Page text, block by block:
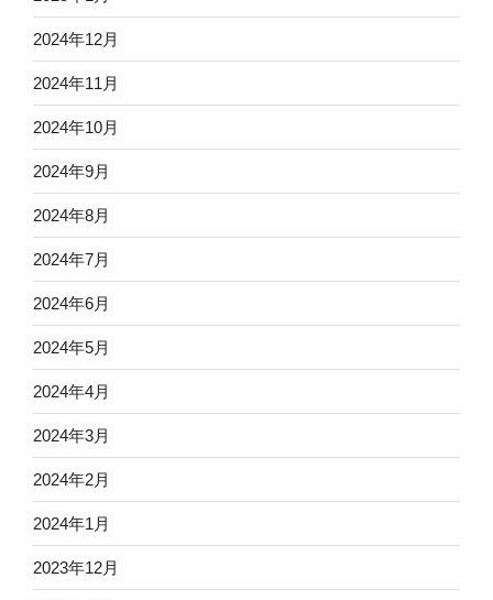
2024年12月
2024年11月
2024年10月
2024年9月
2024年8月
2024年7月
2024年6月
2024年5月
2024年4月
2024年3月
2024年2月
2024年1月
2023年12月